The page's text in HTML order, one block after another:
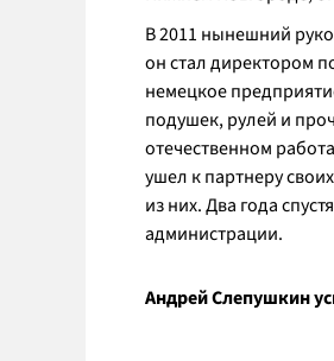
В 2011 нынешний
он стал директором
немецкое
подушек, рулей и
отечественном
ушел к партнеру
из них. Два года
администрации.
Андрей Слепушкин